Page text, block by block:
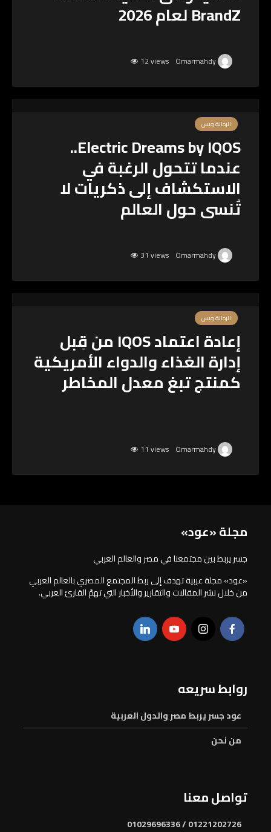
BrandZ لعام 2026
12 views
الرجالة وبس
Electric Dreams by IQOS..
عندما تتحول الرغبة في
الاستكشاف إلى ذكريات لا
تُنسى حول العالم
31 views
الرجالة وبس
إعادة اعتماد IQOS من قِبل
إدارة الغذاء والدواء الأمريكية
كمنتج تبغ معدل المخاطر
11 views
مجلة «عود»
جسر يربط بين مجتمعنا في مصر والعالم العربي
«عود» مجلة عربية تهدف إلى ربط المجتمع المصري بالعالم العربي
من خلال نشر المقالات والتقارير والأخبار التي تهمّ القارئ العربي.
روابط سريعه
عود جسر يربط مصر والدول العربية
من نحن
تواصل معنا
01221202726 / 01029696336